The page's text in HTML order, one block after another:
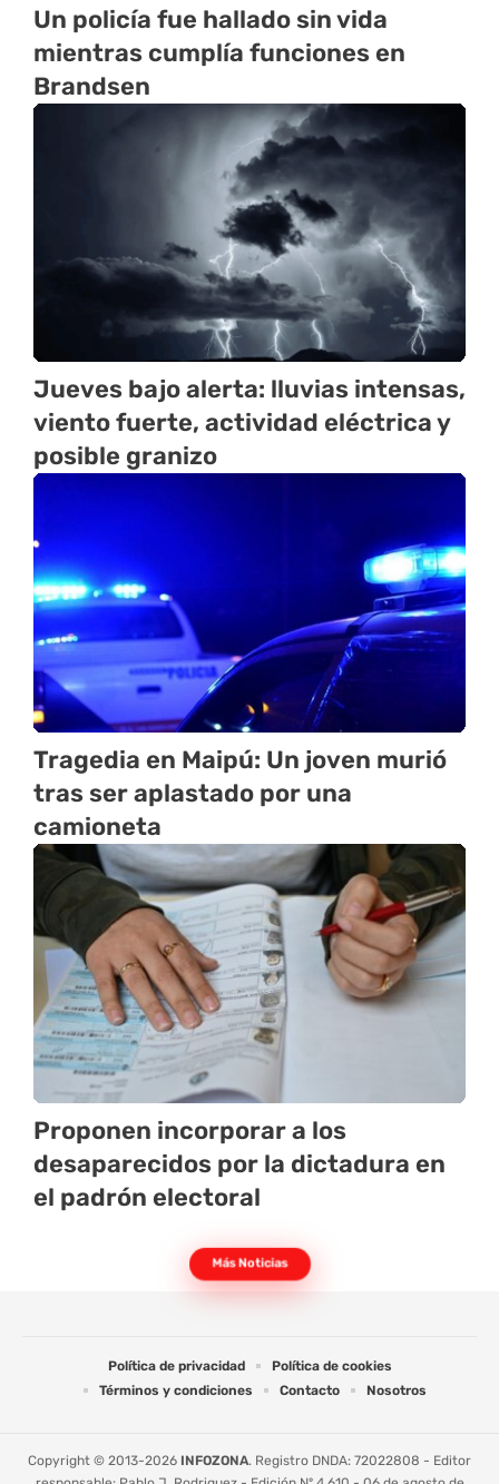
Un policía fue hallado sin vida
mientras cumplía funciones en
Brandsen
Jueves bajo alerta: lluvias intensas,
viento fuerte, actividad eléctrica y
posible granizo
Tragedia en Maipú: Un joven murió
tras ser aplastado por una
camioneta
Proponen incorporar a los
desaparecidos por la dictadura en
el padrón electoral
Más Noticias
Política de privacidad
Política de cookies
Términos y condiciones
Contacto Nosotros
Copyright © 2013-2026 INFOZONA. Registro DNDA: 72022808 - Editor